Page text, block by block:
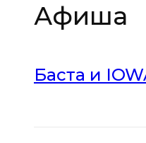
Афиша
Баста и